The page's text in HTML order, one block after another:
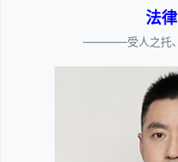
法
————受人之托